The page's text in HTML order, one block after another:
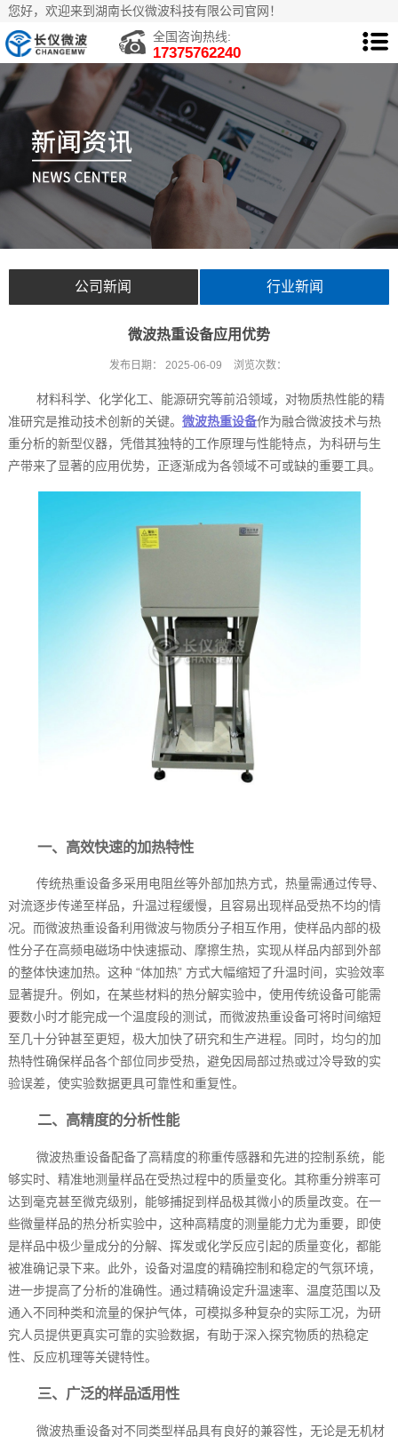
您好，欢迎来到湖南长仪微波科技有限公司官网！
全国咨询热线:
17375762240
公司新闻 行业新闻
微波热重设备应用优势
发布日期： 2025-06-09 浏览次数：
材料科学、化学化工、能源研究等前沿领域，对物质热性能的精
准研究是推动技术创新的关键。 微波热重设备作为融合微波技术与热
重分析的新型仪器，凭借其独特的工作原理与性能特点，为科研与生
产带来了显著的应用优势，正逐渐成为各领域不可或缺的重要工具。
一、高效快速的加热特性
传统热重设备多采用电阻丝等外部加热方式，热量需通过传导、
对流逐步传递至样品，升温过程缓慢，且容易出现样品受热不均的情
况。而微波热重设备利用微波与物质分子相互作用，使样品内部的极
性分子在高频电磁场中快速振动、摩擦生热，实现从样品内部到外部
的整体快速加热。这种 “体加热” 方式大幅缩短了升温时间，实验效率
显著提升。例如，在某些材料的热分解实验中，使用传统设备可能需
要数小时才能完成一个温度段的测试，而微波热重设备可将时间缩短
至几十分钟甚至更短，极大加快了研究和生产进程。同时，均匀的加
热特性确保样品各个部位同步受热，避免因局部过热或过冷导致的实
验误差，使实验数据更具可靠性和重复性。
二、高精度的分析性能
微波热重设备配备了高精度的称重传感器和先进的控制系统，能
够实时、精准地测量样品在受热过程中的质量变化。其称重分辨率可
达到毫克甚至微克级别，能够捕捉到样品极其微小的质量改变。在一
些微量样品的热分析实验中，这种高精度的测量能力尤为重要，即使
是样品中极少量成分的分解、挥发或化学反应引起的质量变化，都能
被准确记录下来。此外，设备对温度的精确控制和稳定的气氛环境，
进一步提高了分析的准确性。通过精确设定升温速率、温度范围以及
通入不同种类和流量的保护气体，可模拟多种复杂的实际工况，为研
究人员提供更真实可靠的实验数据，有助于深入探究物质的热稳定
性、反应机理等关键特性。
三、广泛的样品适用性
微波热重设备对不同类型样品具有良好的兼容性，无论是无机材